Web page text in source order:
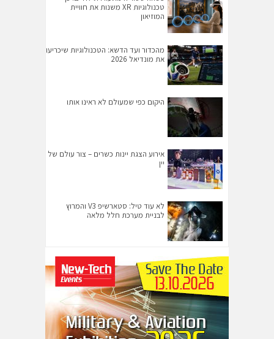
טכנולוגיות XR משנות את חוויית
המוזיאון
מהכדור ועד הדשא: הטכנולוגיות שיכריעו
את מונדיאל 2026
היקום כפי שמעולם לא ראינו אותו
אירוע הצגת יינות כשרים – צור עולם של
יין
לא עוד טיל: סטארשיפ V3 והמרוץ
לבניית מערכת חלל מלאה